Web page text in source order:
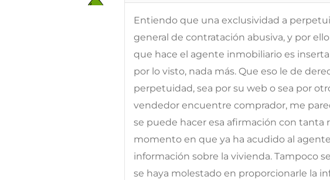
Entiendo que una exclusividad a
general de contratación abusiva, y por
que hace el agente inmobiliario es
por lo visto, nada más. Que eso le de
perpetuidad, sea por su web o sea por
vendedor encuentre comprador, me
se puede hacer esa afirmación con tanta
momento en que ya ha acudido al
información sobre la vivienda. Tampoco
se haya molestado en proporcionarle la